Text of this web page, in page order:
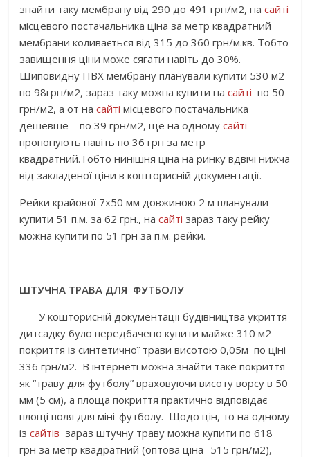
знайти таку мембрану від 290 до 491 грн/м2, насайті
місцевого постачальника ціна за метр квадратний
мембрани коливається від 315 до 360 грн/м.кв. Тобто
завищення ціни може сягати навіть до 30%.
Шиповидну ПВХ мембрану планували купити 530 м2
по 98грн/м2, зараз таку можна купити насайті по 50
грн/м2, а от насайті місцевого постачальника
дешевше – по 39 грн/м2, ще на одномусайті
пропонують навіть по 36 грн за метр
квадратний.Тобто нинішня ціна на ринку вдвічі нижча
від закладеної ціни в кошторисній документації.
Рейки крайової 7х50 мм довжиною 2 м планували
купити 51 п.м. за 62 грн., насайтізараз таку рейку
можна купити по 51 грн за п.м. рейки.
ШТУЧНА ТРАВА ДЛЯ ФУТБОЛУ
У кошторисній документації будівництва укриття
дитсадку було передбачено купити майже 310 м2
покриття із синтетичної трави висотою 0,05м по ціні
336 грн/м2. В інтернеті можна знайти таке покриття
як “траву для футболу” враховуючи висоту ворсу в 50
мм (5 см), а площа покриття практично відповідає
площі поля для міні-футболу. Щодо цін, то на одному
ізсайтів зараз штучну траву можна купити по 618
грн за метр квадратний (оптова ціна -515 грн/м2),